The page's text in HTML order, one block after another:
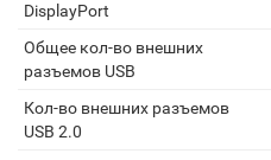
DisplayPort
Общее кол-во внешних
разъемов USB
Кол-во внешних разъемов
USB 2.0